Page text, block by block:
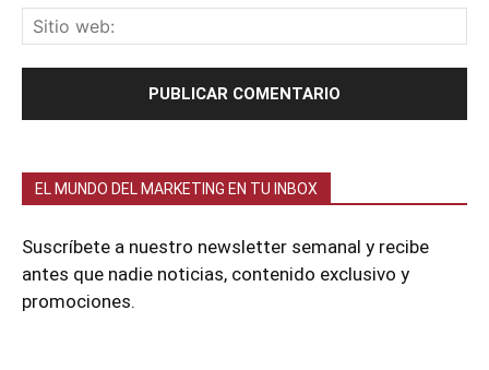
EL MUNDO DEL MARKETING EN TU INBOX
Suscríbete a nuestro newsletter semanal y recibe
antes que nadie noticias, contenido exclusivo y
promociones.